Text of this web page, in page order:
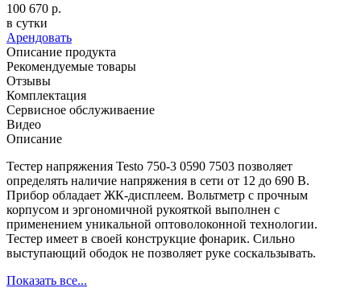
100 670 р.
в сутки
Арендовать
Описание продукта
Рекомендуемые товары
Отзывы
Комплектация
Сервисное обслуживаение
Видео
Описание
Тестер напряжения Testo 750-3 0590 7503 позволяет
определять наличие напряжения в сети от 12 до 690 В.
Прибор обладает ЖК-дисплеем. Вольтметр с прочным
корпусом и эргономичной рукояткой выполнен с
применением уникальной оптоволоконной технологии.
Тестер имеет в своей конструкцие фонарик. Сильно
выступающий ободок не позволяет руке соскальзывать.
Показать все...